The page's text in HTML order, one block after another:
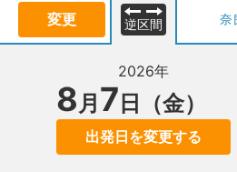
変更 逆区間 奈
2026年
8月 7 日（金）
出発日を変更する